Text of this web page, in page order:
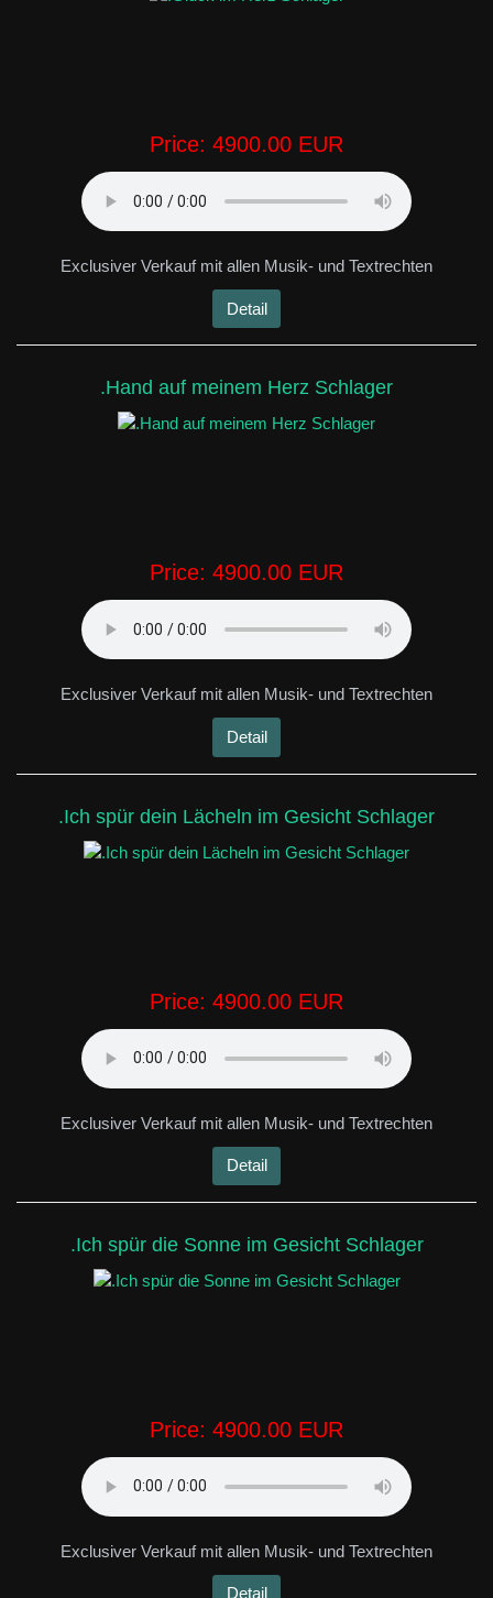
Price: 4900.00 EUR
Exclusiver Verkauf mit allen Musik- und Textrechten
Detail
.Hand auf meinem Herz Schlager
Price: 4900.00 EUR
Exclusiver Verkauf mit allen Musik- und Textrechten
Detail
.Ich spür dein Lächeln im Gesicht Schlager
Price: 4900.00 EUR
Exclusiver Verkauf mit allen Musik- und Textrechten
Detail
.Ich spür die Sonne im Gesicht Schlager
Price: 4900.00 EUR
Exclusiver Verkauf mit allen Musik- und Textrechten
Detail